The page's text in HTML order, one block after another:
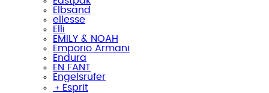
Elbsand
ellesse
Elli
EMILY & NOAH
Emporio Armani
Endura
EN FANT
Engelsrufer
﹢ Esprit